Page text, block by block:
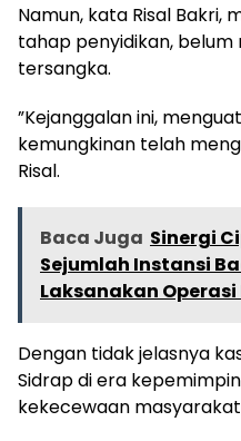
Namun, kata Risal Bakri,
tahap penyidikan,
tersangka.
”Kejanggalan ini,
kemungkinan telah
Risal.
Baca Juga Sinergi
Sejumlah Instansi
Laksanakan Operasi
Dengan tidak jelasnya
Sidrap di era
kekecewaan